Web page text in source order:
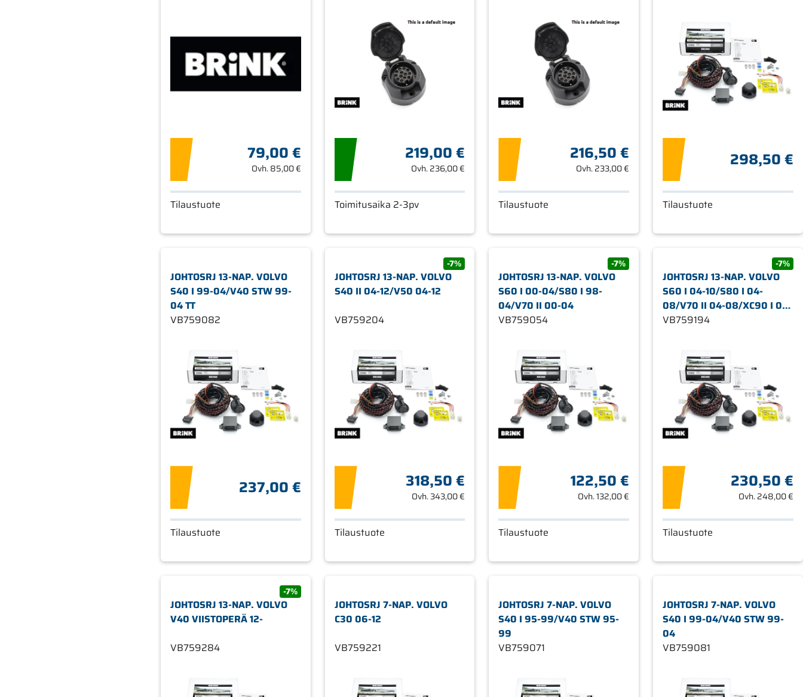
79,00 €
Ovh.85,00 €
Tilaustuote
219,00 €
Ovh.236,00 €
Toimitusaika 2-3pv
216,50 €
Ovh.233,00 €
Tilaustuote
298,50 €
Tilaustuote
JOHTOSRJ 13-NAP. VOLVO
S40 I 99-04/V40 STW 99-
04 TT
VB759082
237,00 €
Tilaustuote
-7%
JOHTOSRJ 13-NAP. VOLVO
S40 II 04-12/V50 04-12
VB759204
318,50 €
Ovh.343,00 €
Tilaustuote
-7%
JOHTOSRJ 13-NAP. VOLVO
S60 I 00-04/S80 I 98-
04/V70 II 00-04
VB759054
122,50 €
Ovh.132,00 €
Tilaustuote
-7%
JOHTOSRJ 13-NAP. VOLVO
S60 I 04-10/S80 I 04-
08/V70 II 04-08/XC90 I 04-
14 TT
VB759194
230,50 €
Ovh.248,00 €
Tilaustuote
-7%
JOHTOSRJ 13-NAP. VOLVO
V40 VIISTOPERÄ 12-
VB759284
JOHTOSRJ 7-NAP. VOLVO
C30 06-12
VB759221
JOHTOSRJ 7-NAP. VOLVO
S40 I 95-99/V40 STW 95-
99
VB759071
JOHTOSRJ 7-NAP. VOLVO
S40 I 99-04/V40 STW 99-
04
VB759081